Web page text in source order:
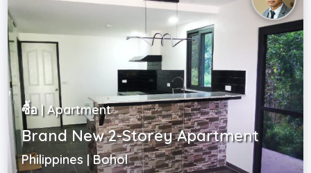
ซื้อ | Apartment
Brand New 2-Storey Apartment
Philippines | Bohol